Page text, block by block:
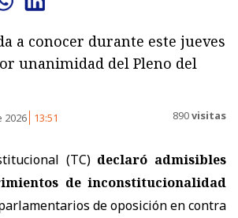
a conocer durante este jueves
unanimidad del Pleno del
2026 13:51 890visitas
(TC) declaró admisibles
de inconstitucionalidad
de oposición en contra